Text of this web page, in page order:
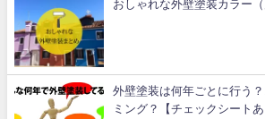
おしゃれな外壁塗装カラー
外壁塗装は何年ごとに行う
ミング？【チェックシートあ